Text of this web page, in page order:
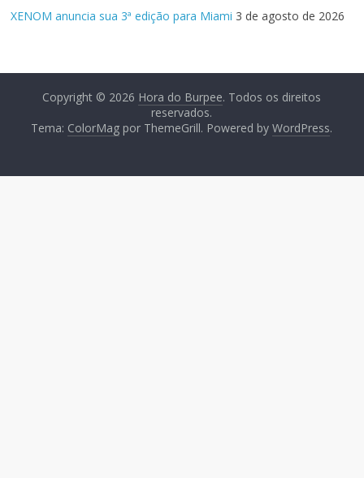
XENOM anuncia sua 3ª edição para Miami 3 de agosto de 2026
Copyright © 2026 Hora do Burpee. Todos os direitos
reservados.
Tema: ColorMag por ThemeGrill. Powered byWordPress.